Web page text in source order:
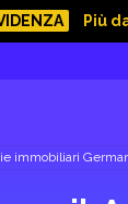
Più
immobiliari